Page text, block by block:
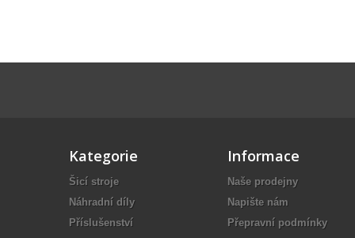
Kategorie
Šicí stroje
Náhradní díly
Příslušenství
Informace
Naše prodejny
Napište nám
Přepravní podmínky